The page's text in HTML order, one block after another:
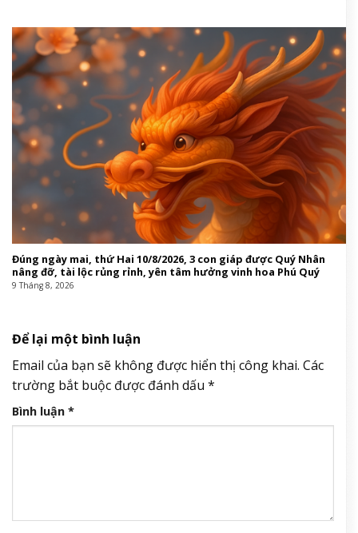
Đúng ngày mai, thứ Hai 10/8/2026, 3 con giáp được Quý Nhân
nâng đỡ, tài lộc rủng rỉnh, yên tâm hưởng vinh hoa Phú Quý
9 Tháng 8, 2026
Để lại một bình luận
Email của bạn sẽ không được hiển thị công khai. Các
trường bắt buộc được đánh dấu *
Bình luận *